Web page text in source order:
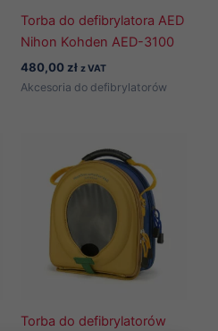
Torba do defibrylatora AED
Nihon Kohden AED-3100
480,00 zł z VAT
Akcesoria do defibrylatorów
Torba do defibrylatorów